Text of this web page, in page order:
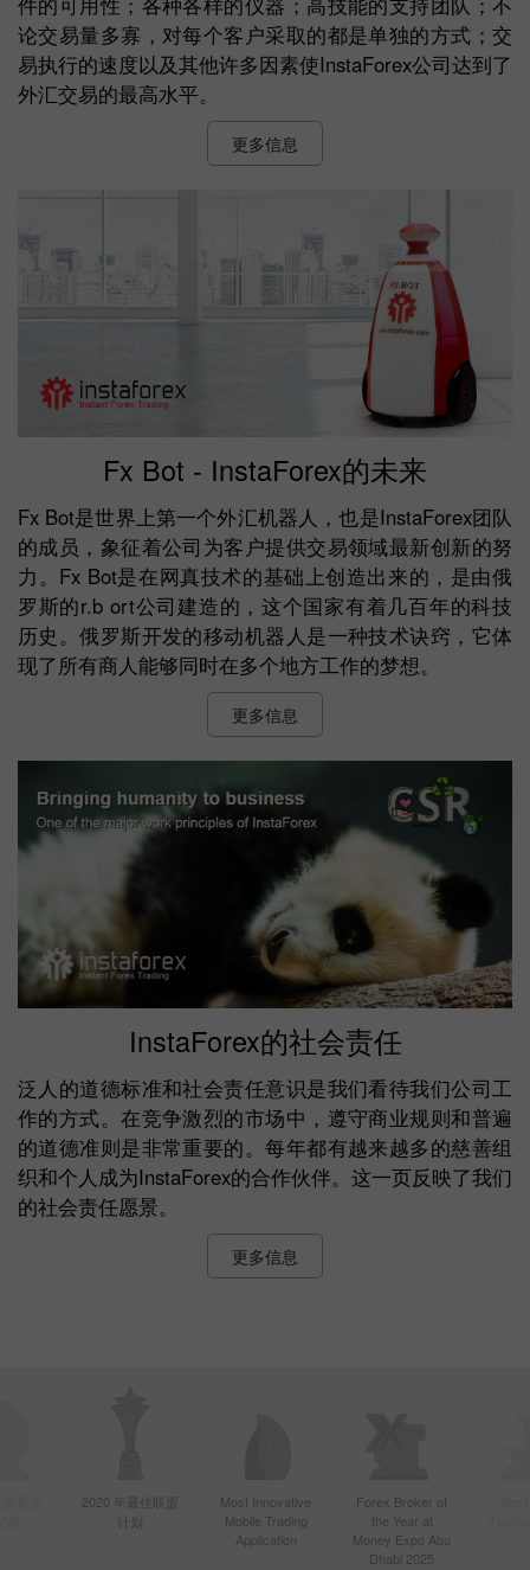
论交易量多寡，对每个客户采取的都是单独的方式；交
易执行的速度以及其他许多因素使InstaForex公司达到了
外汇交易的最高水平。
更多信息
Fx Bot - InstaForex的未来
Fx Bot是世界上第一个外汇机器人，也是InstaForex团队
的成员，象征着公司为客户提供交易领域最新创新的努
力。Fx Bot是在网真技术的基础上创造出来的，是由俄
罗斯的r.b ort公司建造的，这个国家有着几百年的科技
历史。俄罗斯开发的移动机器人是一种技术诀窍，它体
现了所有商人能够同时在多个地方工作的梦想。
更多信息
InstaForex的社会责任
泛人的道德标准和社会责任意识是我们看待我们公司工
作的方式。在竞争激烈的市场中，遵守商业规则和普遍
的道德准则是非常重要的。每年都有越来越多的慈善组
织和个人成为InstaForex的合作伙伴。这一页反映了我们
的社会责任愿景。
更多信息
2020 年最佳联盟
计划
Most Innovative
Mobile Trading
Application
Forex Broker of
the Year at
Money Expo Abu
Dhabi 2025